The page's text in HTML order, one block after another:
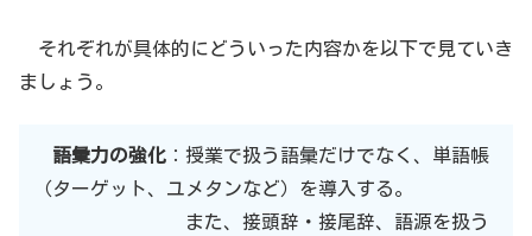
それぞれが具体的にどういった内容かを以下で見ていき
ましょう。
語彙力の強化 ：授業で扱う語彙だけでなく、単語帳
（ターゲット、ユメタンなど）を導入する。
また、接頭辞・接尾辞、語源を扱う